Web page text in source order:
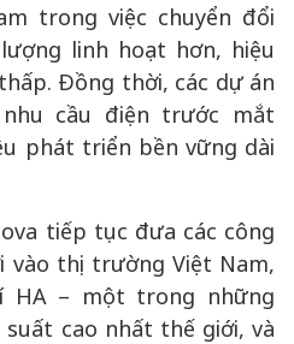
trong việc chuyển đổi
linh hoạt hơn, hiệu
Đồng thời, các dự án
cầu điện trước mắt
phát triển bền vững dài
tiếp tục đưa các công
vào thị trường Việt Nam,
HA – một trong những
cao nhất thế giới, và